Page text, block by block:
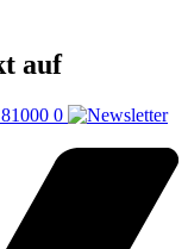
auf
0